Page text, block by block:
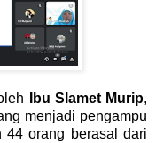
Ibu Slamet Murip,
menjadi pengampu
44 orang berasal dari